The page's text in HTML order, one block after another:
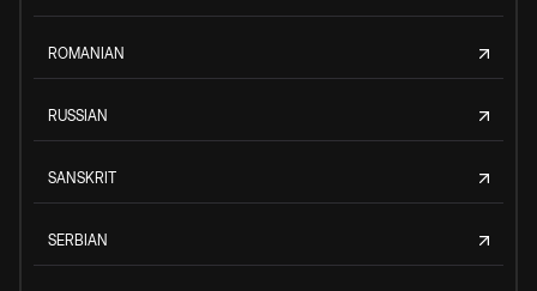
ROMANIAN
RUSSIAN
SANSKRIT
SERBIAN